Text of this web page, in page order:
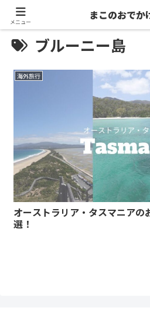
ブルーニー島
海外旅行
オーストラリア・タスマニアの
選！
メニュー
まこのおでか